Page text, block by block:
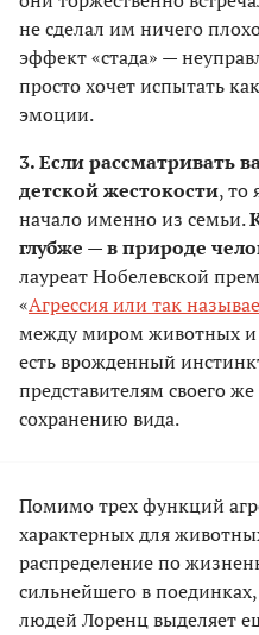
не сделал им ничего
эффект «стада» —
просто хочет испытать
эмоции.
3. Если рассматривать
детской жестокости, то
начало именно из семьи.
глубже — в природе
лауреат Нобелевской
«Агрессия или так
между миром животных и
есть врожденный
представителям своего
сохранению вида.
Помимо трех функций
характерных для
распределение по
сильнейшего в
людей Лоренц выделяет